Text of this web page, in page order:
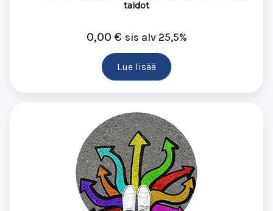
taidot
0,00 € sis alv 25,5%
Lue lisää